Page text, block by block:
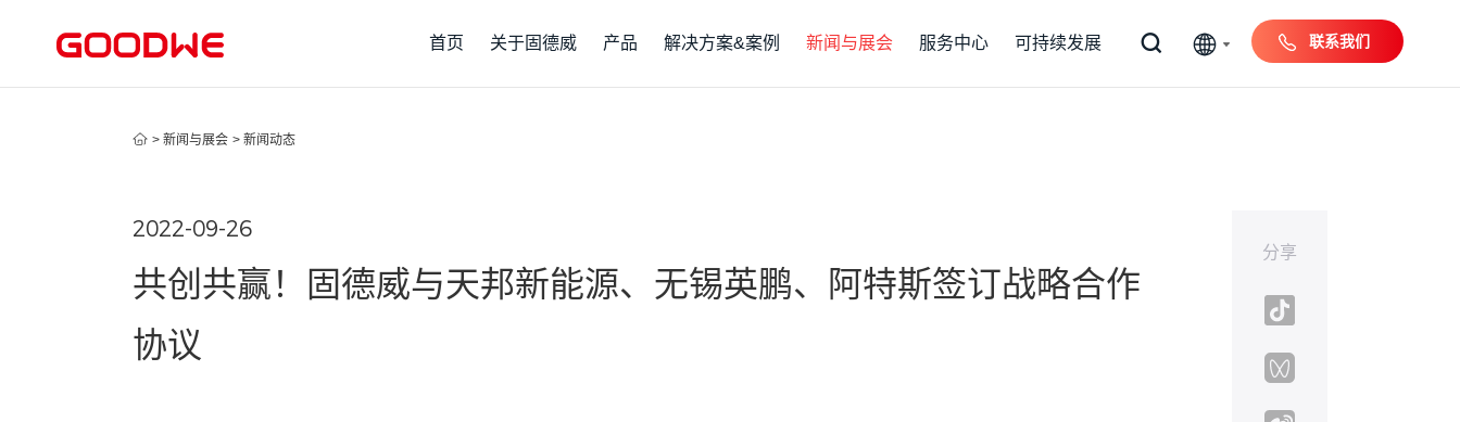
首页 关于固德威 产品 解决方案&案例 新闻与展会 服务中心 可持续发展 联系我们
> 新闻与展会 > 新闻动态
分享
2022-09-26
共创共赢！固德威与天邦新能源、无锡英鹏、阿特斯签订战略合作
协议